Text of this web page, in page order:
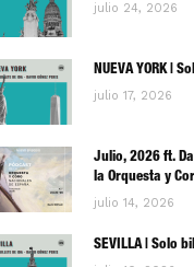
julio 24, 2026
NUEVA YORK |
julio 17, 2026
Julio, 2026 ft.
la Orquesta y
julio 14, 2026
SEVILLA | Solo